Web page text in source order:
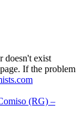
doesn't exist
If the problem